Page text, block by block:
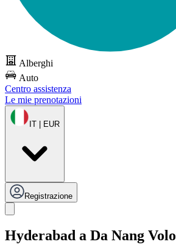
Alberghi
Auto
Centro assistenza
Le mie prenotazioni
IT | EUR
Registrazione
Hyderabad a Da Nang Volo